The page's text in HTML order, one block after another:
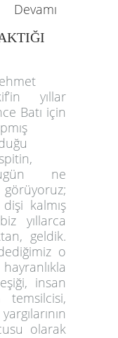
Devamı
yıllar
Batı için
ne
kalmış
yıllarca
geldik.
o
insan
olarak